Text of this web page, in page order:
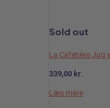
Sold out
La Cafetière Jug
339,00 kr.
Læs mere